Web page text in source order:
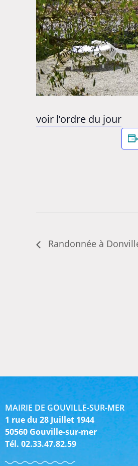
voir l’ordre du jour
Randonnée à
MAIRIE DE GOUVILLE-SUR-MER
1 rue du 28 Juillet 1944
50560 Gouville-sur-mer
Tél. 02.33.47.82.59